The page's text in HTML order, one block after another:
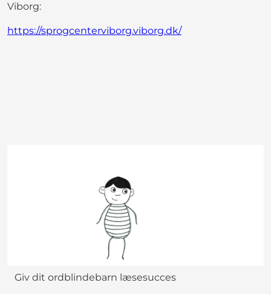
Viborg:
https://sprogcenterviborg.viborg.dk/
Giv dit ordblindebarn læsesucces